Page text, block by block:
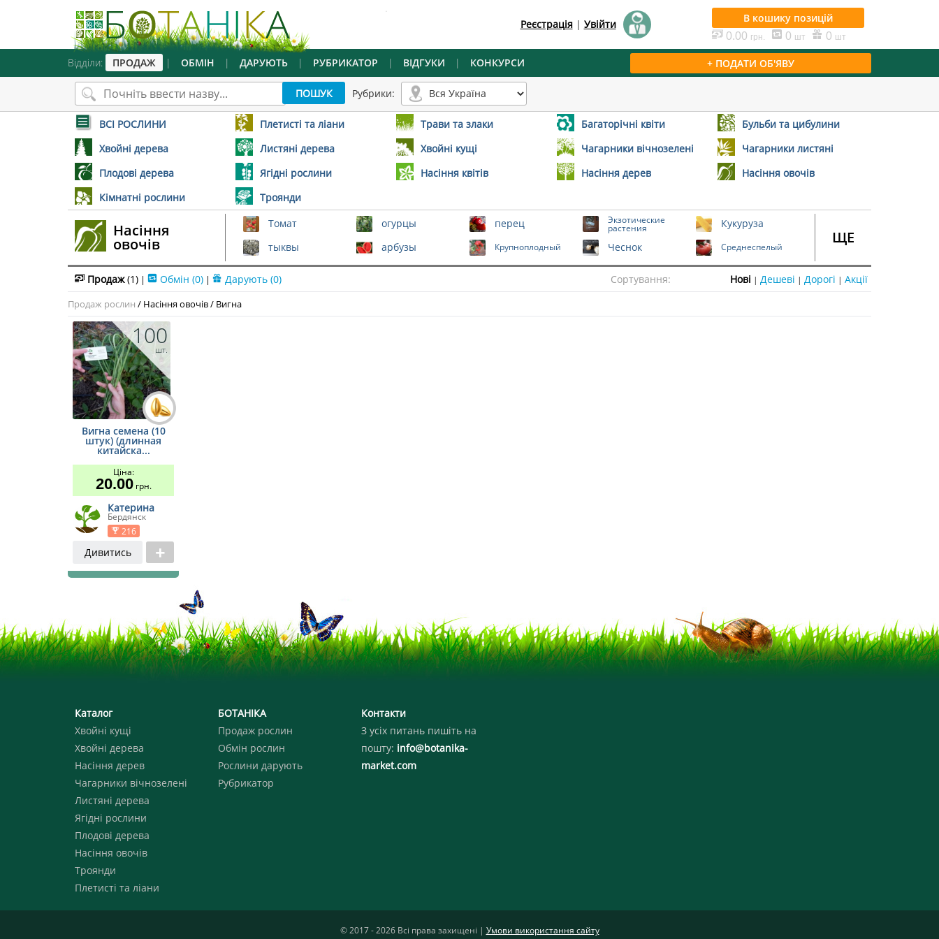
.
Реєстрація| Увійти В кошику позицій
0.00 грн. 0 шт 0 шт
Відділи: ПРОДАЖ | ОБМІН | ДАРУЮТЬ | РУБРИКАТОР | ВІДГУКИ | КОНКУРСИ + ПОДАТИ ОБ'ЯВУ
Рубрики:
ВСІ РОСЛИНИ Плетисті та ліани Трави та злаки Багаторічні квіти
Бульби та цибулини
Хвойні дерева
Листяні дерева Хвойні кущі Чагарники вічнозелені
Чагарники листяні
Плодові дерева
Ягідні рослини Насіння квітів Насіння дерев
Насіння овочів
Кімнатні рослини
Троянди
Насіння
овочів
Томат огурцы перец Экзотические
растения
Кукуруза
тыквы
арбузы Крупноплодный Чеснок Среднеспелый
ЩЕ
Продаж(1) | Обмін (0) | Дарують (0) Сортування: | | |
Продаж рослин / Насіння овочів/ Вигна
100
шт.
Вигна семена (10
штук) (длинная
китайска...
Ціна:
20.00грн.
Катерина
Бердянск
216
Дивитись
Каталог
Хвойні кущі
Хвойні дерева
Насіння дерев
Чагарники вічнозелені
Листяні дерева
Ягідні рослини
Плодові дерева
Насіння овочів
Троянди
Плетисті та ліани
БОТАНІКА
Продаж рослин
Обмін рослин
Рослини дарують
Рубрикатор
Контакти
З усіх питань пишіть на
пошту: info@botanika-
market.com
© 2017 - 2026 Всі права захищені | Умови використання сайту